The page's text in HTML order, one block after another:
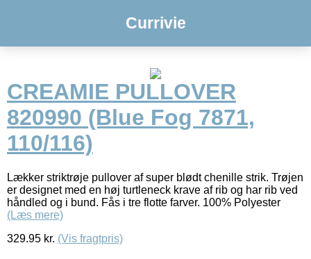
Currivie
CREAMIE PULLOVER
820990 (Blue Fog 7871,
110/116)
Lækker striktrøje pullover af super blødt chenille strik. Trøjen
er designet med en høj turtleneck krave af rib og har rib ved
håndled og i bund. Fås i tre flotte farver. 100% Polyester
(Læs mere)
329.95 kr. (Vis fragtpris)